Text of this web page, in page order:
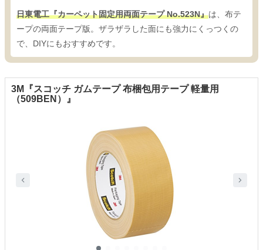
日東電工『カーペット固定用両面テープ No.523N』は、布テ
ープの両面テープ版。ザラザラした面にも強力にくっつくの
で、DIYにもおすすめです。
3M『スコッチ ガムテープ 布梱包用テープ 軽量用
（509BEN）』